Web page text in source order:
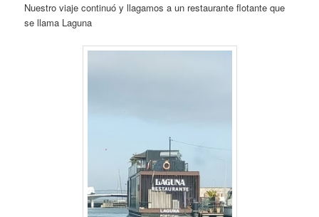
Nuestro viaje continuó y llagamos a un restaurante flotante que
se llama Laguna